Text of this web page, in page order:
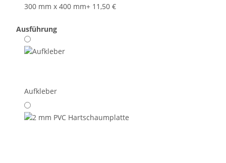
300 mm x 400 mm+ 11,50 €
Ausführung
Aufkleber